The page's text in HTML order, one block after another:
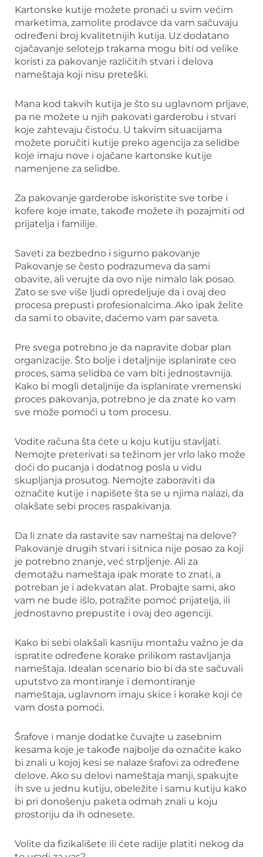
Kartonske kutije možete pronaći u svim većim
marketima, zamolite prodavce da vam sačuvaju
određeni broj kvalitetnijih kutija. Uz dodatano
ojačavanje selotejp trakama mogu biti od velike
koristi za pakovanje različitih stvari i delova
nameštaja koji nisu preteški.
Mana kod takvih kutija je što su uglavnom prljave,
pa ne možete u njih pakovati garderobu i stvari
koje zahtevaju čistoću. U takvim situacijama
možete poručiti kutije preko agencija za selidbe
koje imaju nove i ojačane kartonske kutije
namenjene za selidbe.
Za pakovanje garderobe iskoristite sve torbe i
kofere koje imate, takođe možete ih pozajmiti od
prijatelja i familije.
Saveti za bezbedno i sigurno pakovanje
Pakovanje se često podrazumeva da sami
obavite, ali verujte da ovo nije nimalo lak posao.
Zato se sve više ljudi opredeljuje da i ovaj deo
procesa prepusti profesionalcima. Ako ipak želite
da sami to obavite, daćemo vam par saveta.
Pre svega potrebno je da napravite dobar plan
organizacije. Što bolje i detaljnije isplanirate ceo
proces, sama selidba će vam biti jednostavnija.
Kako bi mogli detaljnije da isplanirate vremenski
proces pakovanja, potrebno je da znate ko vam
sve može pomoći u tom procesu.
Vodite računa šta ćete u koju kutiju stavljati.
Nemojte preterivati sa težinom jer vrlo lako može
doći do pucanja i dodatnog posla u vidu
skupljanja prosutog. Nemojte zaboraviti da
označite kutije i napišete šta se u njima nalazi, da
olakšate sebi proces raspakivanja.
Da li znate da rastavite sav nameštaj na delove?
Pakovanje drugih stvari i sitnica nije posao za koji
je potrebno znanje, već strpljenje. Ali za
demotažu nameštaja ipak morate to znati, a
potreban je i adekvatan alat. Probajte sami, ako
vam ne bude išlo, potražite pomoć prijatelja, ili
jednostavno prepustite i ovaj deo agenciji.
Kako bi sebi olakšali kasniju montažu važno je da
ispratite određene korake prilikom rastavljanja
nameštaja. Idealan scenario bio bi da ste sačuvali
uputstvo za montiranje i demontiranje
nameštaja, uglavnom imaju skice i korake koji će
vam dosta pomoći.
Šrafove i manje dodatke čuvajte u zasebnim
kesama koje je takođe najbolje da označite kako
bi znali u kojoj kesi se nalaze šrafovi za određene
delove. Ako su delovi nameštaja manji, spakujte
ih sve u jednu kutiju, obeležite i samu kutiju kako
bi pri donošenju paketa odmah znali u koju
prostoriju da ih odnesete.
Volite da fizikališete ili ćete radije platiti nekog da